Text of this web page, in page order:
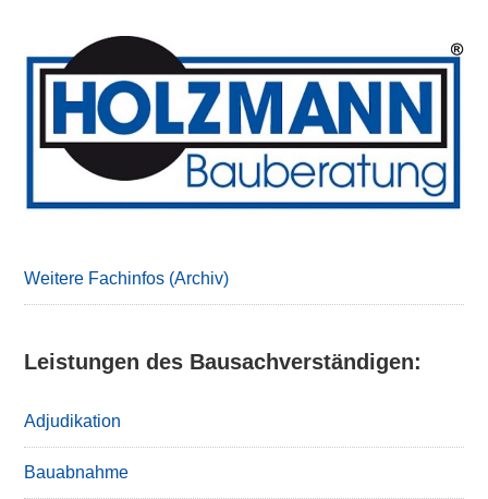
Primary
Sidebar
Weitere Fachinfos (Archiv)
Leistungen des Bausachverständigen:
Adjudikation
Bauabnahme